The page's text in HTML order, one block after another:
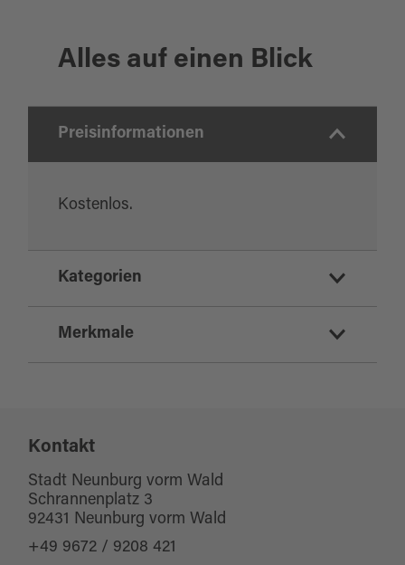
Alles auf einen Blick
Preisinformationen
Kostenlos.
Kategorien
Naturinformationen
Geotop
Merkmale
Eignung
für Gruppen
für Familien
Kontakt
Stadt Neunburg vorm Wald
Schrannenplatz 3
92431 Neunburg vorm Wald
+49 9672 / 9208 421